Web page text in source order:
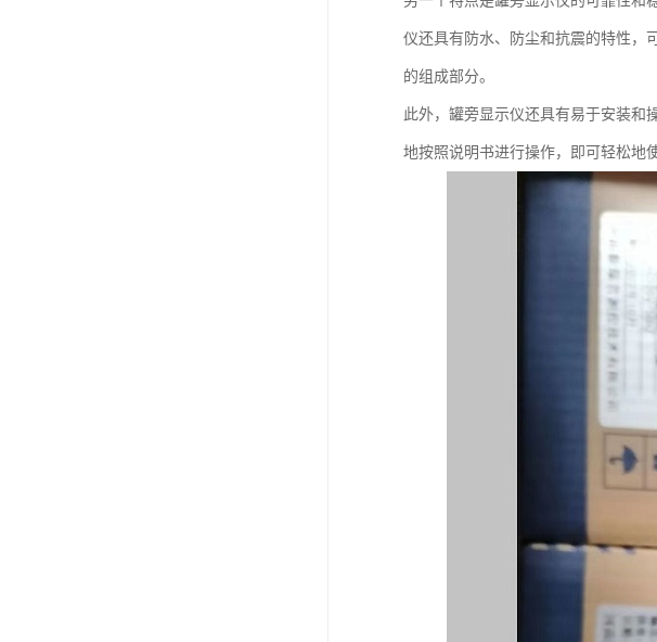
仪还具有防水、防尘和抗震的特性，
的组成部分。
此外，罐旁显示仪还具有易于安装和
地按照说明书进行操作，即可轻松地